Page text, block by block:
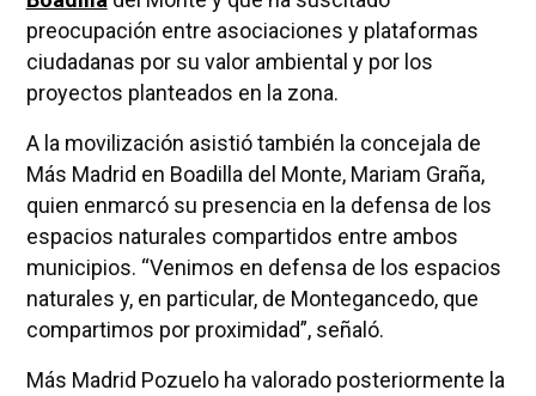
preocupación entre asociaciones y plataformas
ciudadanas por su valor ambiental y por los
proyectos planteados en la zona.
A la movilización asistió también la concejala de
Más Madrid en Boadilla del Monte, Mariam Graña,
quien enmarcó su presencia en la defensa de los
espacios naturales compartidos entre ambos
municipios. “Venimos en defensa de los espacios
naturales y, en particular, de Montegancedo, que
compartimos por proximidad”, señaló.
Más Madrid Pozuelo ha valorado posteriormente la